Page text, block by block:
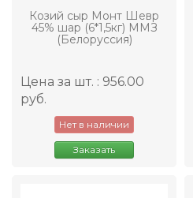
Козий сыр Монт Шевр
45% шар (6*1,5кг) ММЗ
(Белоруссия)
Цена за шт. : 956.00
руб.
Нет в наличии
Заказать